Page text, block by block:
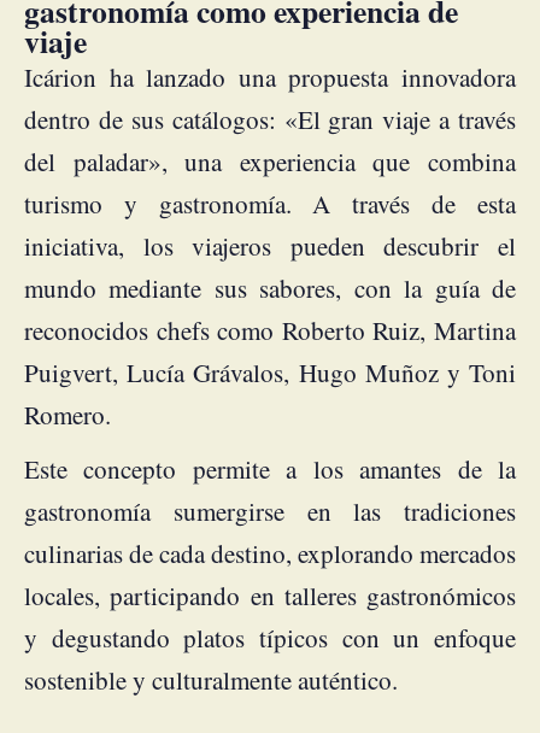
gastronomía como experiencia de
viaje
Icárion ha lanzado una propuesta innovadora
dentro de sus catálogos: «El gran viaje a través
del paladar», una experiencia que combina
turismo y gastronomía. A través de esta
iniciativa, los viajeros pueden descubrir el
mundo mediante sus sabores, con la guía de
reconocidos chefs como Roberto Ruiz, Martina
Puigvert, Lucía Grávalos, Hugo Muñoz y Toni
Romero.
Este concepto permite a los amantes de la
gastronomía sumergirse en las tradiciones
culinarias de cada destino, explorando mercados
locales, participando en talleres gastronómicos
y degustando platos típicos con un enfoque
sostenible y culturalmente auténtico.